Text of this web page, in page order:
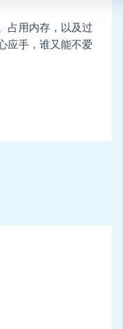
占用内存，以及过
应手，谁又能不爱